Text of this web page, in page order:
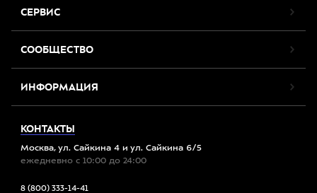
СЕРВИС
СООБЩЕСТВО
ИНФОРМАЦИЯ
КОНТАКТЫ
Москва, ул. Сайкина 4 и ул. Сайкина 6/5
ежедневно с 10:00 до 24:00
8 (800) 333-14-41